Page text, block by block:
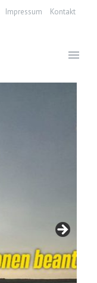
Impressum
Kontakt
menu